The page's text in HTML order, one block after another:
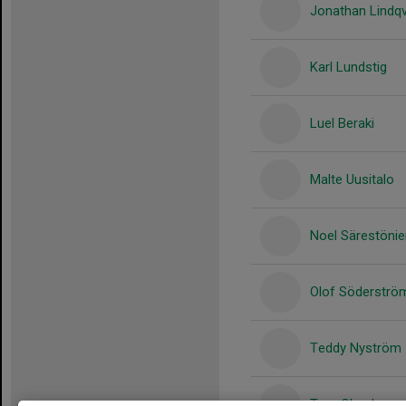
Jonathan
Karl Lundstig
Luel Beraki
Malte Uusitalo
Noel
Olof
Teddy Nyström